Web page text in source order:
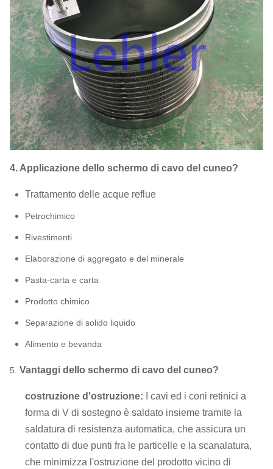
4. Applicazione dello schermo di cavo del cuneo?
Trattamento delle acque reflue
Petrochimico
Rivestimenti
Elaborazione di aggregato e del minerale
Pasta-carta e carta
Prodotto chimico
Separazione di solido liquido
Alimento e bevanda
5. Vantaggi dello schermo di cavo del cuneo?
costruzione d'ostruzione: I cavi ed i coni retinici a
forma di V di sostegno è saldato insieme tramite la
saldatura di resistenza automatica, che assicura un
contatto di due punti fra le particelle e la scanalatura,
che minimizza l'ostruzione del prodotto vicino di